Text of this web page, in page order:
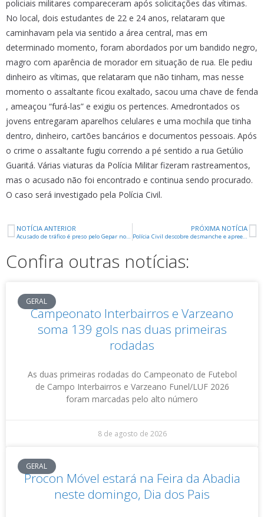
policiais militares compareceram após solicitações das vítimas.
No local, dois estudantes de 22 e 24 anos, relataram que
caminhavam pela via sentido a área central, mas em
determinado momento, foram abordados por um bandido negro,
magro com aparência de morador em situação de rua. Ele pediu
dinheiro as vítimas, que relataram que não tinham, mas nesse
momento o assaltante ficou exaltado, sacou uma chave de fenda
, ameaçou “furá-las” e exigiu os pertences. Amedrontados os
jovens entregaram aparelhos celulares e uma mochila que tinha
dentro, dinheiro, cartões bancários e documentos pessoais. Após
o crime o assaltante fugiu correndo a pé sentido a rua Getúlio
Guaritá. Várias viaturas da Polícia Militar fizeram rastreamentos,
mas o acusado não foi encontrado e continua sendo procurado.
O caso será investigado pela Polícia Civil.
NOTÍCIA ANTERIOR
Acusado de tráfico é preso pelo Gepar no Gameleiras
PRÓXIMA NOTÍCIA
Polícia Civil descobre desmanche e apreende peças de veículos roubados
Confira outras notícias:
GERAL
Campeonato Interbairros e Varzeano
soma 139 gols nas duas primeiras
rodadas
As duas primeiras rodadas do Campeonato de Futebol
de Campo Interbairros e Varzeano Funel/LUF 2026
foram marcadas pelo alto número
8 de agosto de 2026
GERAL
Procon Móvel estará na Feira da Abadia
neste domingo, Dia dos Pais